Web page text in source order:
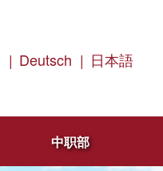
| Deutsch | 日本語
中职部